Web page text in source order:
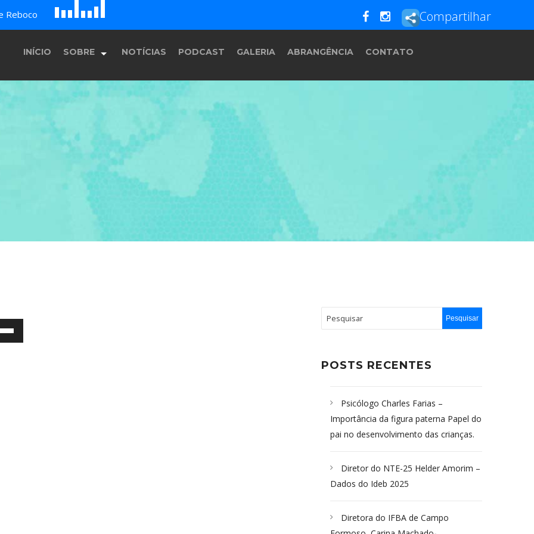
Reboco B c
E F Compartilhar
INÍCIO SOBRE
História
Equipe
Programação
NOTÍCIAS PODCAST GALERIA ABRANGÊNCIA CONTATO
POSTS RECENTES
Psicólogo Charles Farias –
Importância da figura paterna Papel do
pai no desenvolvimento das crianças.
Diretor do NTE-25 Helder Amorim –
Dados do Ideb 2025
Diretora do IFBA de Campo